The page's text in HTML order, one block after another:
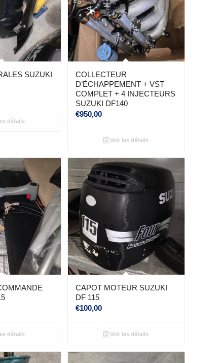
SUZUKI
détails
COLLECTEUR
D’ÉCHAPPEMENT + VST
COMPLET + 4 INJECTEURS
SUZUKI DF140
€950,00
Voir les détails
détails
CAPOT MOTEUR SUZUKI
DF 115
€100,00
Voir les détails